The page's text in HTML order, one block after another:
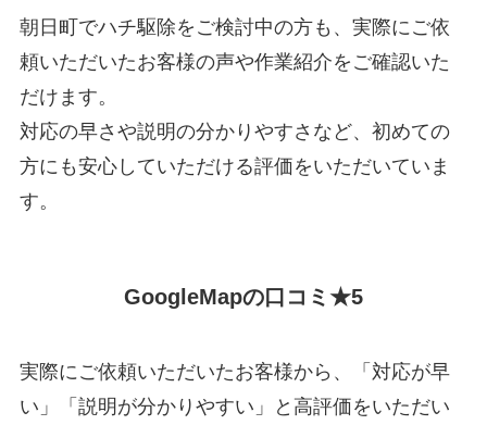
朝日町でハチ駆除をご検討中の方も、実際にご依
頼いただいたお客様の声や作業紹介をご確認いた
だけます。
対応の早さや説明の分かりやすさなど、初めての
方にも安心していただける評価をいただいていま
す。
GoogleMapの口コミ★5
実際にご依頼いただいたお客様から、「対応が早
い」「説明が分かりやすい」と高評価をいただい